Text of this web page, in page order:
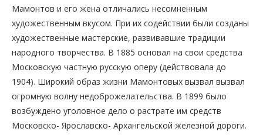
Мамонтов и его жена отличались несомненным
художественным вкусом. При их содействии были созданы
художественные мастерские, развивавшие традиции
народного творчества. В 1885 основал на свои средства
Московскую частную русскую оперу (действовала до
1904). Широкий образ жизни Мамонтовых вызвал вызвал
огромную волну недоброжелательства. В 1899 было
возбуждено уголовное дело о растрате им средств
Московско- Ярославско- Архангельской железной дороги.